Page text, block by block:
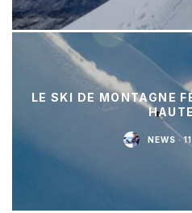
LE SKI DE MONTAGNE
NEWS ·